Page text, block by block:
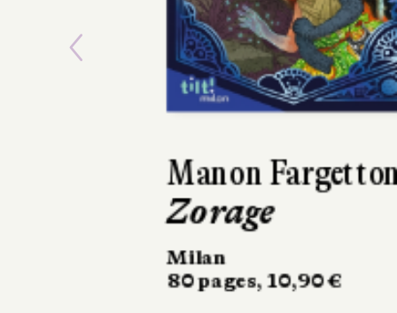
Barbara
Kosmowska
Celui qui
voulait tout
Previous